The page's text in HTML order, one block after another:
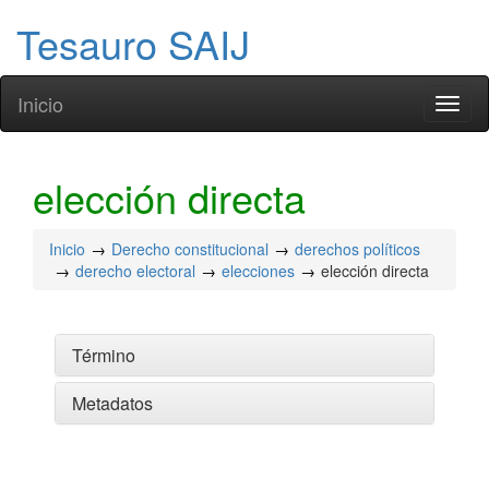
Tesauro SAIJ
Inicio
elección directa
Inicio Derecho constitucional
derechos políticos
derecho electoral
elecciones elección directa
Término
Metadatos